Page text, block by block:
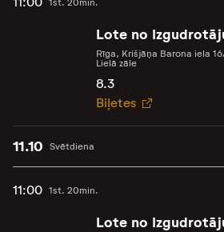
1st. 20min.
Lote no
Rīga, Krišjāņa Barona iela
Lielā zāle
8.3
Biļetes
Svētdiena
11.10
11:00 1st. 20min.
Lote no